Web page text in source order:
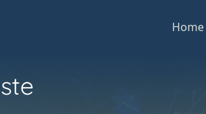
Home